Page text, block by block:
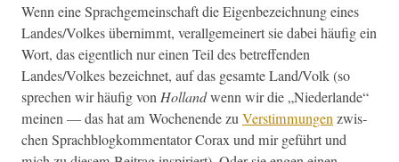
Wenn eine Sprachge­mein­schaft die Eigen­beze­ich­nung eines
Landes/Volkes übern­immt, ver­all­ge­mein­ert sie dabei häu­fig ein
Wort, das eigentlich nur einen Teil des betr­e­f­fend­en
Landes/Volkes beze­ich­net, auf das gesamte Land/Volk (so
sprechen wir häu­fig von Hol­landwenn wir die „Nieder­lande“
meinen — das hat am Woch­enende zuVer­stim­mungenzwis­
chen Sprach­blogkom­men­ta­tor Corax und mir geführt und